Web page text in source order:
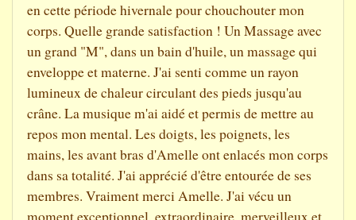
en cette période hivernale pour chouchouter mon
corps. Quelle grande satisfaction ! Un Massage avec
un grand "M", dans un bain d'huile, un massage qui
enveloppe et materne. J'ai senti comme un rayon
lumineux de chaleur circulant des pieds jusqu'au
crâne. La musique m'ai aidé et permis de mettre au
repos mon mental. Les doigts, les poignets, les
mains, les avant bras d'Amelle ont enlacés mon corps
dans sa totalité. J'ai apprécié d'être entourée de ses
membres. Vraiment merci Amelle. J'ai vécu un